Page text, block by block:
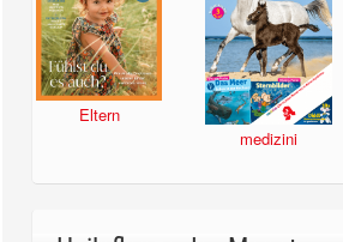
Eltern
medizini